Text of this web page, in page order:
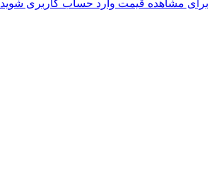
برای مشاهده قیمت وارد حساب کاربری شوید